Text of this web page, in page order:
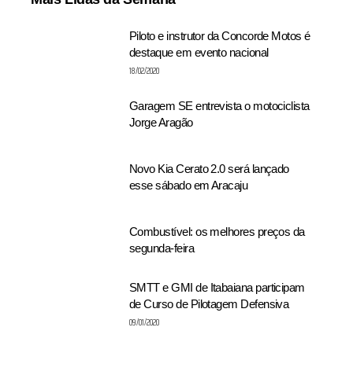
Piloto e instrutor da Concorde Motos é
destaque em evento nacional
18/02/2020
Garagem SE entrevista o motociclista
Jorge Aragão
Novo Kia Cerato 2.0 será lançado
esse sábado em Aracaju
Combustível: os melhores preços da
segunda-feira
SMTT e GMI de Itabaiana participam
de Curso de Pilotagem Defensiva
09/01/2020